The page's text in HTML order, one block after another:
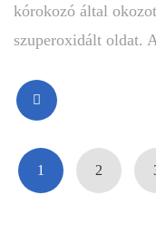
kórokozó által
szuperoxidált oldat.
1 2